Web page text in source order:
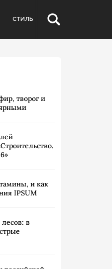
СТИЛЬ
творог и
и как
IPSUM
в